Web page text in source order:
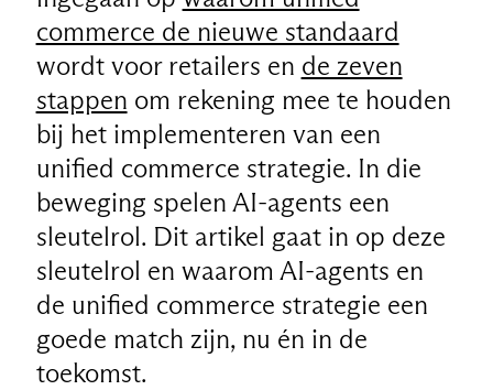
commerce de nieuwe standaard
wordt voor retailers en de zeven
stappen om rekening mee te houden
bij het implementeren van een
unified commerce strategie. In die
beweging spelen AI-agents een
sleutelrol. Dit artikel gaat in op deze
sleutelrol en waarom AI-agents en
de unified commerce strategie een
goede match zijn, nu én in de
toekomst.